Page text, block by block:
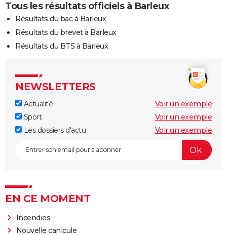
Tous les résultats officiels à Barleux
Résultats du bac à Barleux
Résultats du brevet à Barleux
Résultats du BTS à Barleux
NEWSLETTERS
Actualité
Voir un exemple
Sport
Voir un exemple
Les dossiers d'actu
Voir un exemple
EN CE MOMENT
Incendies
Nouvelle canicule